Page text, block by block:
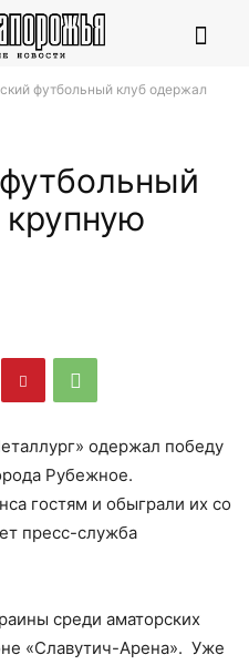
футбольный клуб одержал
одержал победу
Рубежное.
гостям и обыграли их со
пресс-служба
среди аматорских
«Славутич-Арена». Уже